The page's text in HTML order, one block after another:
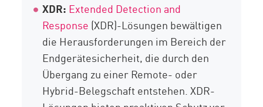
XDR: Extended Detection and
Response (XDR)-Lösungen bewältigen
die Herausforderungen im Bereich der
Endgerätesicherheit, die durch den
Übergang zu einer Remote- oder
Hybrid-Belegschaft entstehen. XDR-